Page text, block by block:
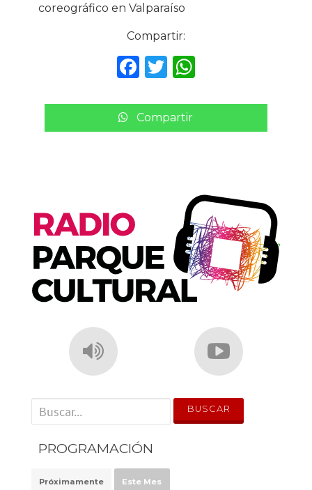
coreográfico en Valparaíso
Compartir:
F
c
e
T
it
te
W
a
ts
p
Compartir
' . __('Search for:') . '
PROGRAMACIÓN
Próximamente Este Mes